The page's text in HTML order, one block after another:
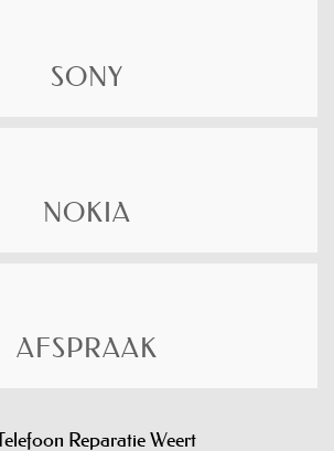
SONY
NOKIA
AFSPRAAK